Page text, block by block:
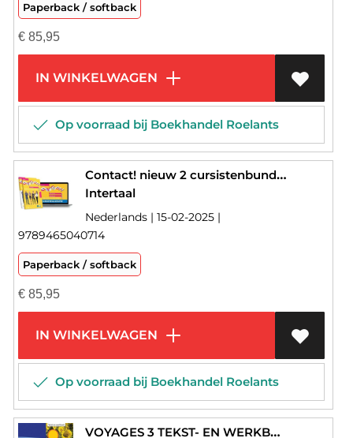
Paperback / softback
€85,95
IN WINKELWAGEN
Op voorraad bij Boekhandel Roelants
Contact! nieuw 2 cursistenbundel editie 2025
Intertaal
Nederlands | 15-02-2025 |
9789465040714
Paperback / softback
€85,95
IN WINKELWAGEN
Op voorraad bij Boekhandel Roelants
VOYAGES 3 TEKST- EN WERKBOEK